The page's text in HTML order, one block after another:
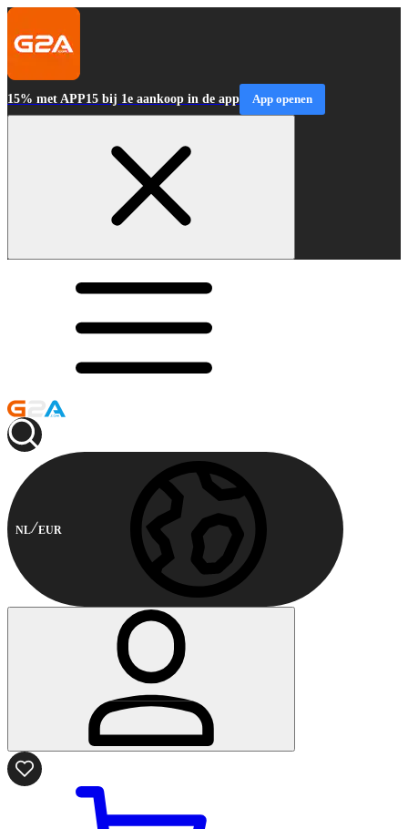
15% met APP15 bij 1e aankoop in de app App openen
NL EUR